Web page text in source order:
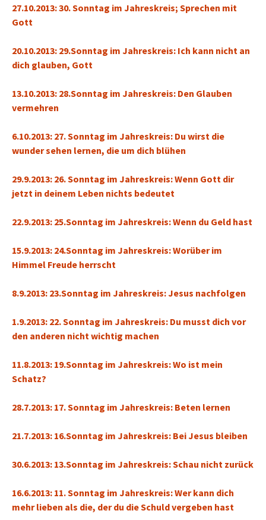
27.10.2013: 30. Sonntag im Jahreskreis; Sprechen mit
Gott
20.10.2013: 29.Sonntag im Jahreskreis: Ich kann nicht an
dich glauben, Gott
13.10.2013: 28.Sonntag im Jahreskreis: Den Glauben
vermehren
6.10.2013: 27. Sonntag im Jahreskreis: Du wirst die
wunder sehen lernen, die um dich blühen
29.9.2013: 26. Sonntag im Jahreskreis: Wenn Gott dir
jetzt in deinem Leben nichts bedeutet
22.9.2013: 25.Sonntag im Jahreskreis: Wenn du Geld hast
15.9.2013: 24.Sonntag im Jahreskreis: Worüber im
Himmel Freude herrscht
8.9.2013: 23.Sonntag im Jahreskreis: Jesus nachfolgen
1.9.2013: 22. Sonntag im Jahreskreis: Du musst dich vor
den anderen nicht wichtig machen
11.8.2013: 19.Sonntag im Jahreskreis: Wo ist mein
Schatz?
28.7.2013: 17. Sonntag im Jahreskreis: Beten lernen
21.7.2013: 16.Sonntag im Jahreskreis: Bei Jesus bleiben
30.6.2013: 13.Sonntag im Jahreskreis: Schau nicht zurück
16.6.2013: 11. Sonntag im Jahreskreis: Wer kann dich
mehr lieben als die, der du die Schuld vergeben hast